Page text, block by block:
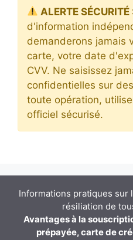
ALERTE SÉCURITÉ
d'information
demanderons jamais
carte, votre date
CVV. Ne saisissez
confidentielles sur
toute opération,
officiel sécurisé.
Informations pratiques sur
résiliation de
Avantages à la
prépayée, carte de